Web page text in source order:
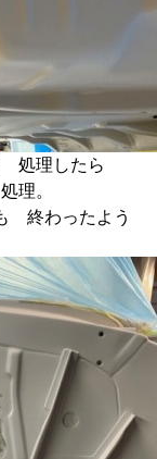
処理したら
理。
終わったよう